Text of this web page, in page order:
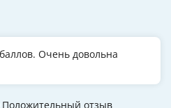
Очень довольна
Положительный отзыв